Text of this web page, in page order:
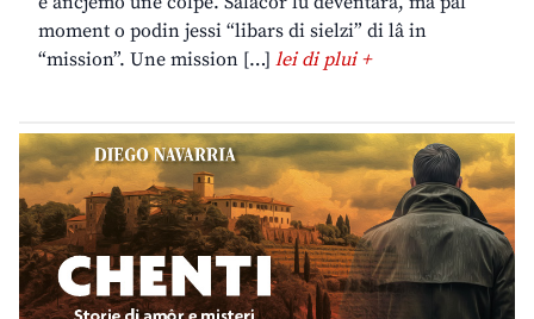
moment o podin jessi “libars di sielzi” di lâ in
“mission”. Une mission […] lei di plui +